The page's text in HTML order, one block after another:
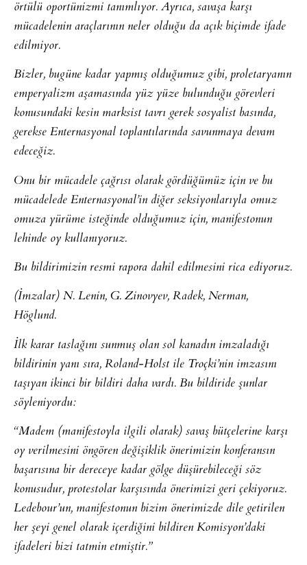
örtülü oportünizmi tanımlıyor. Ayrıca, savaşa karşı
mücadelenin araçlarının neler olduğu da açık biçimde ifade
edilmiyor.
Bizler, bugüne kadar yapmış olduğumuz gibi, proletaryanın
emperyalizm aşamasında yüz yüze bulunduğu görevleri
konusundaki kesin marksist tavrı gerek sosyalist basında,
gerekse Enternasyonal toplantılarında savunmaya devam
edeceğiz.
Onu bir mücadele çağrısı olarak gördüğümüz için ve bu
mücadelede Enternasyonal’in diğer seksiyonlarıyla omuz
omuza yürüme isteğinde olduğumuz için, manifestonun
lehinde oy kullanıyoruz.
Bu bildirimizin resmi rapora dahil edilmesini rica ediyoruz.
(İmzalar) N. Lenin, G. Zinovyev, Radek, Nerman,
Höglund.
İlk karar taslağını sunmuş olan sol kanadın imzaladığı
bildirinin yanı sıra, Roland-Holst ile Troçki’nin imzasını
taşıyan ikinci bir bildiri daha vardı. Bu bildiride şunlar
söyleniyordu:
“Madem (manifestoyla ilgili olarak) savaş bütçelerine karşı
oy verilmesini öngören değişiklik önerimizin konferansın
başarısına bir dereceye kadar gölge düşürebileceği söz
konusudur, protestolar karşısında önerimizi geri çekiyoruz.
Ledebour’un, manifestonun bizim önerimizde dile getirilen
her şeyi genel olarak içerdiğini bildiren Komisyon’daki
ifadeleri bizi tatmin etmiştir.”